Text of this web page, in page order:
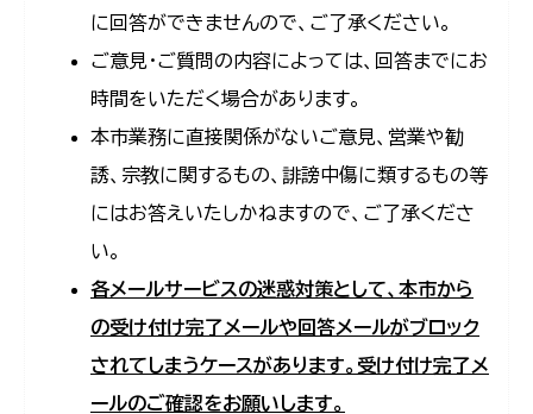
に回答ができませんので、ご了承ください。
ご意見・ご質問の内容によっては、回答までにお
時間をいただく場合があります。
本市業務に直接関係がないご意見、営業や勧
誘、宗教に関するもの、誹謗中傷に類するもの等
にはお答えいたしかねますので、ご了承くださ
い。
各メールサービスの迷惑対策として、本市から
の受け付け完了メールや回答メールがブロック
されてしまうケースがあります。受け付け完了メ
ールのご確認をお願いします。